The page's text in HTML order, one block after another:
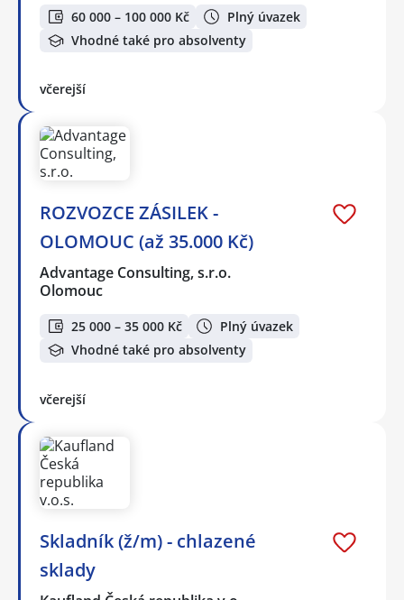
60 000 – 100 000 Kč
Plný úvazek
Vhodné také pro absolventy
včerejší
ROZVOZCE ZÁSILEK -
OLOMOUC (až 35.000 Kč)
Advantage Consulting, s.r.o.
Olomouc
25 000 – 35 000 Kč
Plný úvazek
Vhodné také pro absolventy
včerejší
Skladník (ž/m) - chlazené
sklady